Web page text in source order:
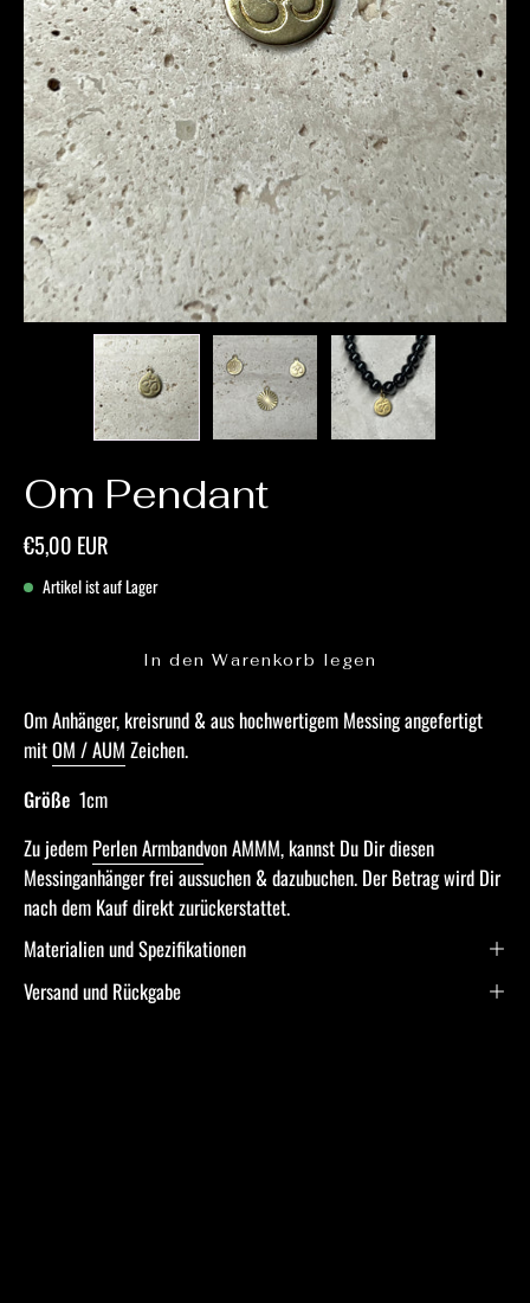
Om Pendant
€5,00 EUR
Artikel ist auf Lager
In den Warenkorb legen
Om Anhänger, kreisrund & aus hochwertigem Messing angefertigt
mitOM / AUM Zeichen.
Größe 1cm
Zu jedem Perlen Armbandvon AMMM, kannst Du Dir diesen
Messinganhänger frei aussuchen & dazubuchen. Der Betrag wird Dir
nach dem Kauf direkt zurückerstattet.
Materialien und Spezifikationen
Versand und Rückgabe